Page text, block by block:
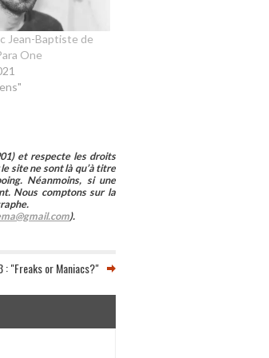
Jean-Baptiste de
One
et respecte les droits
site ne sont là qu’à titre
Néanmoins, si une
Nous comptons sur la
).
: "Freaks or Maniacs?"